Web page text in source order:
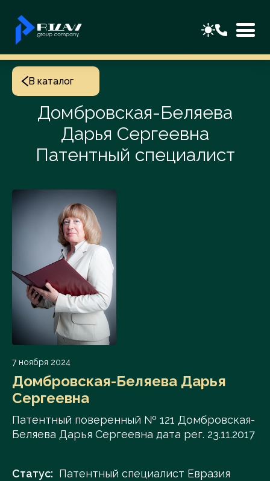
В каталог
Домбровская-Беляева
Дарья Сергеевна
Патентный специалист
7 ноября 2024
Домбровская-Беляева Дарья
Сергеевна
Патентный поверенный № 121 Домбровская-
Беляева Дарья Сергеевна дата рег. 23.11.2017
Статус: Патентный специалист Евразия